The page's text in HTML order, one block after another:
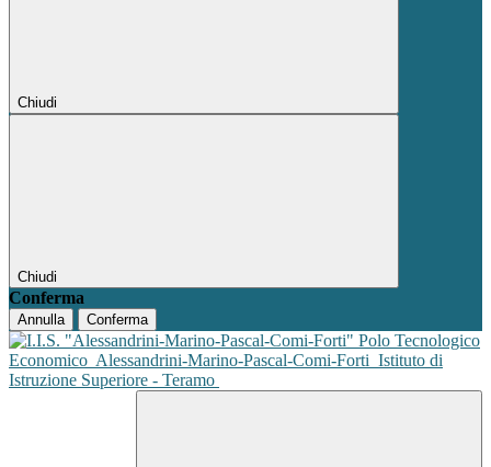
Chiudi
Chiudi
Conferma
Annulla Conferma
Polo Tecnologico
Economico Alessandrini-Marino-Pascal-Comi-Forti Istituto di
Istruzione Superiore - Teramo